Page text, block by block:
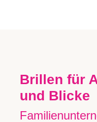
Brillen für
und Blicke